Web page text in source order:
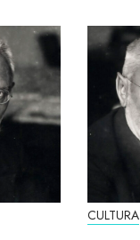
CULTURA